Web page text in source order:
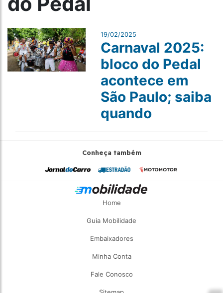
19/02/2025
Carnaval 2025:
bloco do Pedal
acontece em
São Paulo; saiba
quando
Conheça também
Home
Guia Mobilidade
Embaixadores
Minha Conta
Fale Conosco